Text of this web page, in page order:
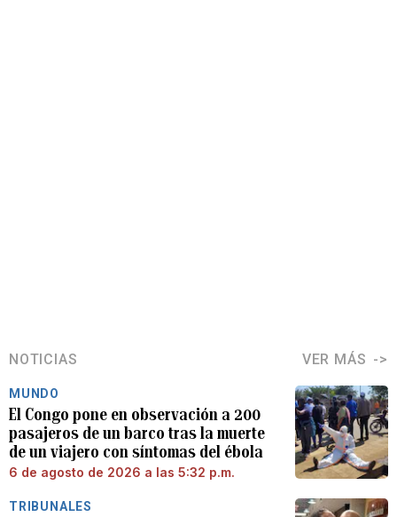
NOTICIAS VER MÁS
MUNDO
El Congo pone en observación a 200
pasajeros de un barco tras la muerte
de un viajero con síntomas del ébola
6 de agosto de 2026 a las 5:32 p.m.
TRIBUNALES